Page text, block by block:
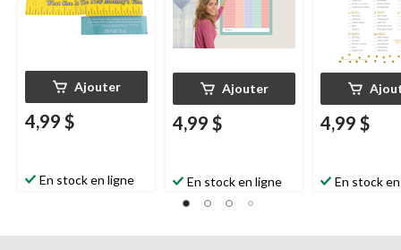
Ajouter
4,99 $
En stock en ligne
Ajouter
4,99 $
En stock en ligne
4,99 $
En stock